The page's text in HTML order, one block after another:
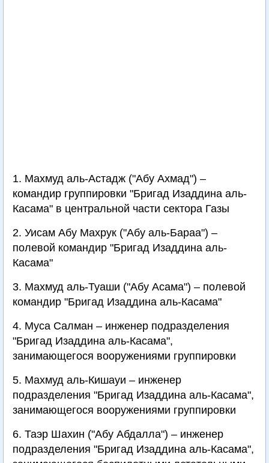
1. Махмуд аль-Астадж ("Абу Ахмад") –
командир группировки "Бригад Изаддина аль-
Касама" в центральной части сектора Газы
2. Уисам Абу Махрук ("Абу аль-Бараа") –
полевой командир "Бригад Изаддина аль-
Касама"
3. Махмуд аль-Туаши ("Абу Асама") – полевой
командир "Бригад Изаддина аль-Касама"
4. Муса Салман – инженер подразделения
"Бригад Изаддина аль-Касама",
занимающегося вооружениями группировки
5. Махмуд аль-Кишауи – инженер
подразделения "Бригад Изаддина аль-Касама",
занимающегося вооружениями группировки
6. Таэр Шахин ("Абу Абдалла") – инженер
подразделения "Бригад Изаддина аль-Касама",